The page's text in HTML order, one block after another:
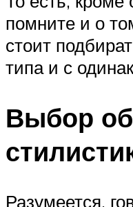
помните и о
стоит
типа и с
Выбор
Разумеется,